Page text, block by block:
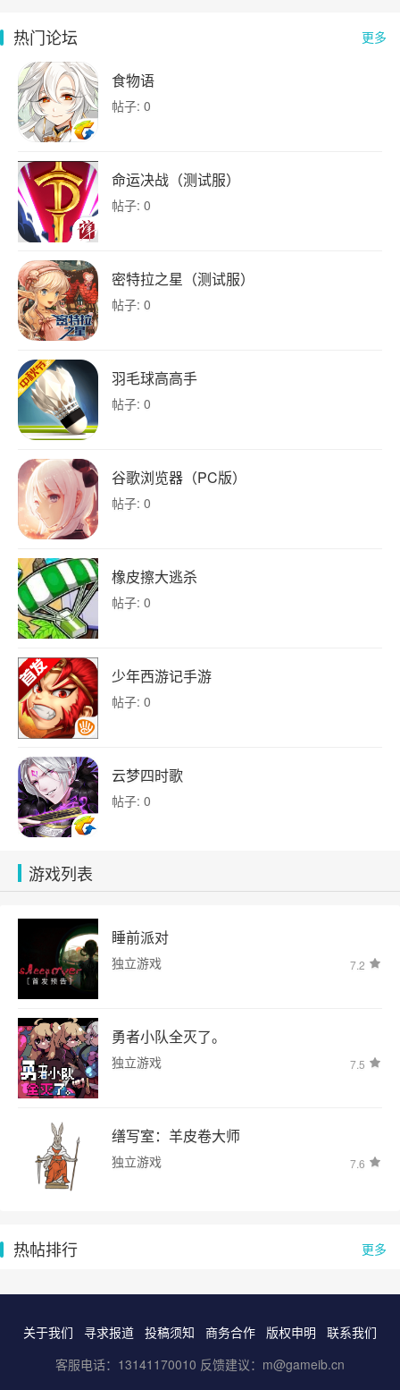
更多
热门论坛
食物语
帖子: 0
命运决战（测试服）
帖子: 0
密特拉之星（测试服）
帖子: 0
羽毛球高高手
帖子: 0
谷歌浏览器（PC版）
帖子: 0
橡皮擦大逃杀
帖子: 0
少年西游记手游
帖子: 0
云梦四时歌
帖子: 0
游戏列表
睡前派对
独立游戏 7.2
勇者小队全灭了。
独立游戏 7.5
缮写室：羊皮卷大师
独立游戏 7.6
更多
热帖排行
关于我们 寻求报道 投稿须知 商务合作 版权申明
联系我们
客服电话：13141170010 反馈建议：m@gameib.cn